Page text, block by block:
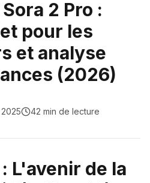
2 Pro :
pour les
et analyse
(2026)
42 min de lecture
L'avenir de la